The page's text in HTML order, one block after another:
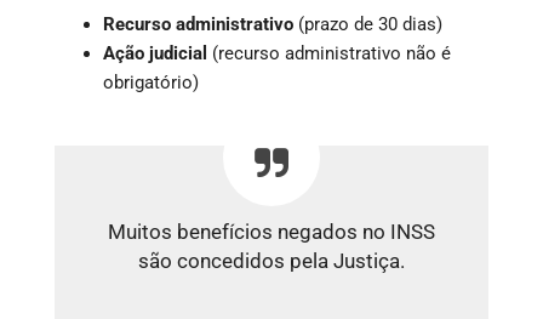
Recurso administrativo (prazo de 30 dias)
Ação judicial (recurso administrativo não é
obrigatório)
Muitos benefícios negados no INSS
são concedidos pela Justiça.